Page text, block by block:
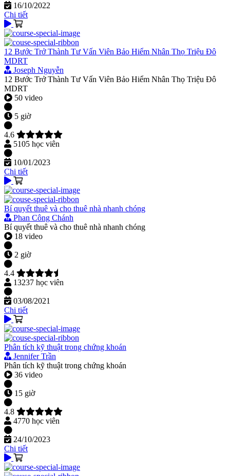
16/10/2022
Chi tiết
12 Bước Trở Thành Tư Vấn Viên Bảo Hiểm Nhân Thọ Triệu Đô
MDRT
Joseph Nguyễn
12 Bước Trở Thành Tư Vấn Viên Bảo Hiểm Nhân Thọ Triệu Đô
MDRT
50 video
5 giờ
4.6
5105 học viên
10/01/2023
Chi tiết
Bí quyết thuê và cho thuê nhà nhanh chóng
Phan Công Chánh
Bí quyết thuê và cho thuê nhà nhanh chóng
18 video
2 giờ
4.4
13237 học viên
03/08/2021
Chi tiết
Phân tích kỹ thuật trong chứng khoán
Jennifer Trần
Phân tích kỹ thuật trong chứng khoán
36 video
15 giờ
4.8
4770 học viên
24/10/2023
Chi tiết